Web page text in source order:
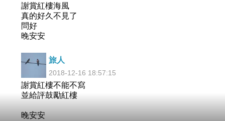
謝賞紅樓海風
真的好久不見了
問好
晚安安
旅人
2018-12-16 18:57:15
謝賞紅樓不能不寫
並給評鼓勵紅樓
晚安安